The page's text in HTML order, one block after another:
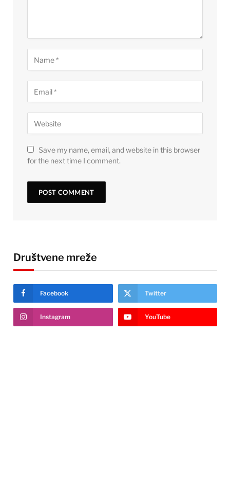
Save my name, email, and website in this browser
for the next time I comment.
Društvene mreže
Facebook Twitter
Instagram YouTube